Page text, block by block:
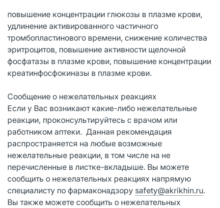
повышение концентрации глюкозы в плазме крови,
удлинение активированного частичного
тромбопластинового времени, снижение количества
эритроцитов, повышение активности щелочной
фосфатазы в плазме крови, повышение концентрации
креатинфосфокиназы в плазме крови.
Сообщение о нежелательных реакциях
Если у Вас возникают какие-либо нежелательные
реакции, проконсультируйтесь с врачом или
работником аптеки. Данная рекомендация
распространяется на любые возможные
нежелательные реакции, в том числе на не
перечисленные в листке-вкладыше. Вы можете
сообщить о нежелательных реакциях напрямую
специалисту по фармаконадзору safety@akrikhin.ru.
Вы также можете сообщить о нежелательных